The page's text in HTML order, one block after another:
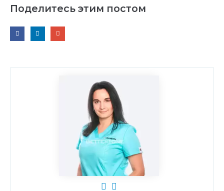
Поделитесь этим постом